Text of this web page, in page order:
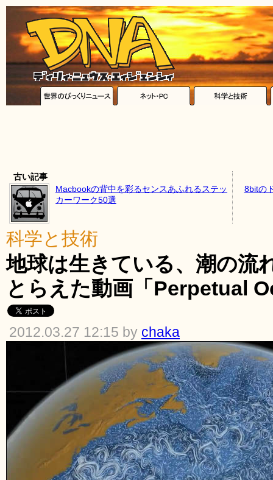
古い記事
Macbookの背中を彩るセンスあふれるステッ
カーワーク50選
8bitの
科学と技術
地球は生きている、潮の流
とらえた動画「Perpetual
2012.03.27 12:15 by chaka